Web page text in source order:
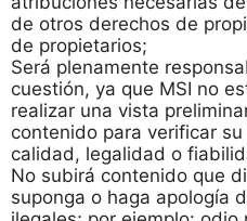
de otros derechos de
de propietarios;
Será plenamente
cuestión, ya que MSI no
realizar una vista
contenido para verificar
calidad, legalidad o
No subirá contenido que
suponga o haga apología